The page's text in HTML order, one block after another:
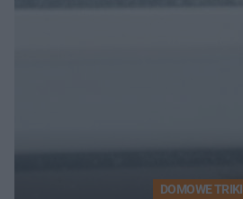
DOMOWE TRIKI